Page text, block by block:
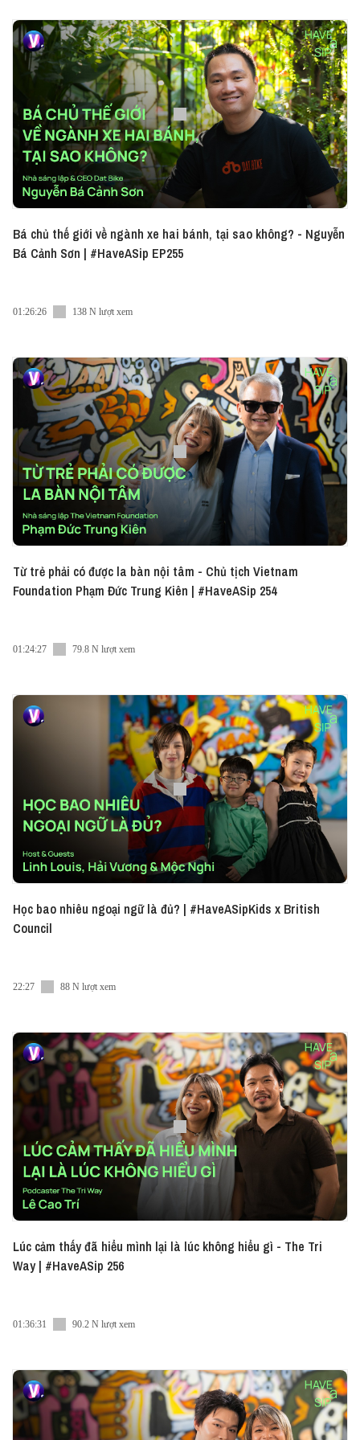
nhiều chữ dù đã viết rất nhiều bài báo và ra sách.
Anh cũng không tự đóng khung bản thân ở một vai
trò cụ thể nào. Câu chuyện giữa host Thùy Minh và
Hoàng Hối Hận đơn thuần là cuộc trò chuyên giữa
những người thích viết và thích đọc, nhẹ nhàng và
sâu sắc. Chọn thức uống yêu thích của mình và
cùng lắng nghe Have A Sip nhé! Nếu quá bận rộn để
xem video, bạn có thể nghe tập podcast này dưới
dạng audio tại: ► Vietcetera Podcast:
https://share.vietcetera.com/HAS-Ep82 ----------
-------------------- Vietcetera đã có App dành
cho iOS và Android, mang đến trải nghiệm đọc bài
viết và nghe podcast thật mượt mà. Tải ngay tại
https://share.vietcetera.com/Appstore ► Android:
https://share.vietcetera.com/GooglePlay Và đừng
khác nữa: ● Facebook:
https://share.vietcetera.com/Facebook ●
Instagram: https://share.vietcetera.com/Instagram
● Linkedin: - VN:
https://share.vietcetera.com/Linkedin-VN - EN:
https://share.vietcetera.com/Linkedin ● Tiktok:
https://share.vietcetera.com/Tiktok-Advice ●
Twitter: https://share.vietcetera.com/Twitter
#Vietcetera #Have_A_Sip #Podcast
Bá chủ thế giới về ngành xe hai bánh, tại sao không? - Nguyễn
Bá Cảnh Sơn | #HaveASip EP255
01:26:26 138 N lượt xem
Từ trẻ phải có được la bàn nội tâm - Chủ tịch Vietnam
Foundation Phạm Đức Trung Kiên | #HaveASip 254
01:24:27 79.8 N lượt xem
Học bao nhiêu ngoại ngữ là đủ? | #HaveASipKids x British
Council
22:27 88 N lượt xem
Lúc cảm thấy đã hiểu mình lại là lúc không hiểu gì - The Tri
Way | #HaveASip 256
01:36:31 90.2 N lượt xem